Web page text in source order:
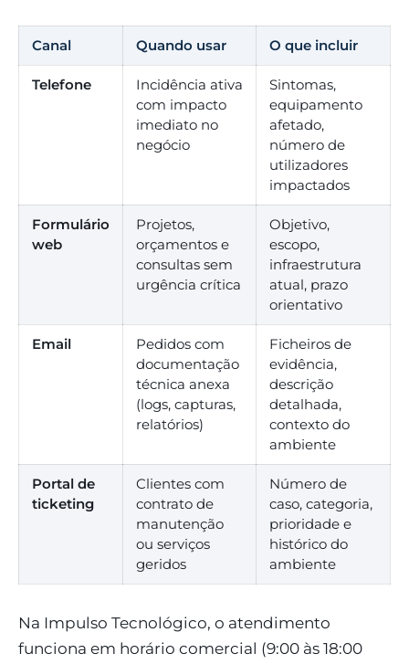
Canal Quando usar O que incluir
Telefone
Incidência ativa
com impacto
imediato no
negócio
Sintomas,
equipamento
afetado,
número de
utilizadores
impactados
Formulário
web
Projetos,
orçamentos e
consultas sem
urgência crítica
Objetivo,
escopo,
infraestrutura
atual, prazo
orientativo
Email
Pedidos com
documentação
técnica anexa
(logs, capturas,
relatórios)
Ficheiros de
evidência,
descrição
detalhada,
contexto do
ambiente
Portal de
ticketing
Clientes com
contrato de
manutenção
ou serviços
geridos
Número de
caso, categoria,
prioridade e
histórico do
ambiente
Na Impulso Tecnológico, o atendimento
funciona em horário comercial (9:00 às 18:00